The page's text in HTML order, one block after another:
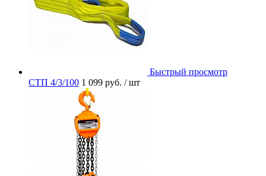
Быстрый просмотр
СТП 4/3/100 1 099 руб. / шт